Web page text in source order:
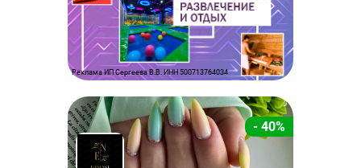
Реклама ИП Сергеева В.В. ИНН 500713764034
- 40%